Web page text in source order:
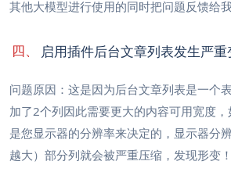
其他大模型进行使用的同时把问题反馈给
四、 启用插件后台文章列表发生严
问题原因：这是因为后台文章列表是一个
加了2个列因此需要更大的内容可用宽度
是您显示器的分辨率来决定的，显示器分
越大）部分列就会被严重压缩，发现形变！